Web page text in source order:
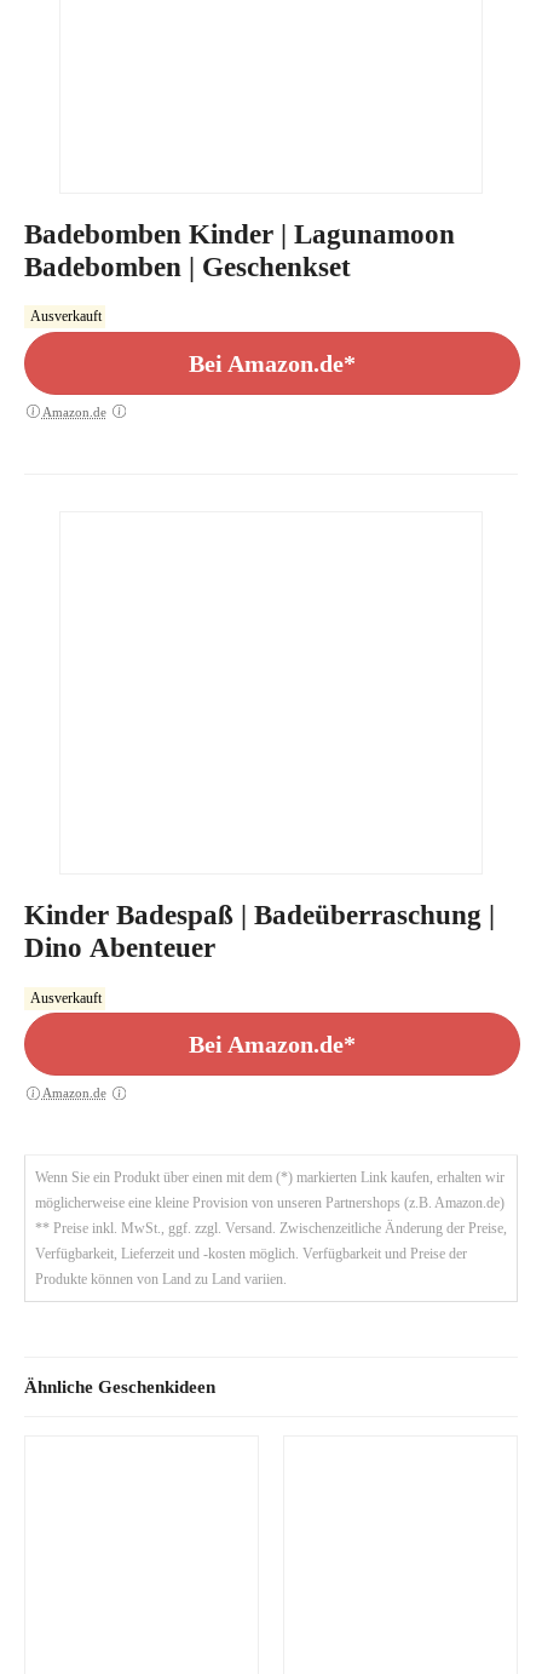
Badebomben Kinder | Lagunamoon
Badebomben | Geschenkset
Ausverkauft
Bei Amazon.de*
Amazon.de
Kinder Badespaß | Badeüberraschung |
Dino Abenteuer
Ausverkauft
Bei Amazon.de*
Amazon.de
Wenn Sie ein Produkt über einen mit dem (*) markierten Link kaufen, erhalten wir
möglicherweise eine kleine Provision von unseren Partnershops (z.B. Amazon.de)
** Preise inkl. MwSt., ggf. zzgl. Versand. Zwischenzeitliche Änderung der Preise,
Verfügbarkeit, Lieferzeit und -kosten möglich. Verfügbarkeit und Preise der
Produkte können von Land zu Land variien.
Ähnliche Geschenkideen